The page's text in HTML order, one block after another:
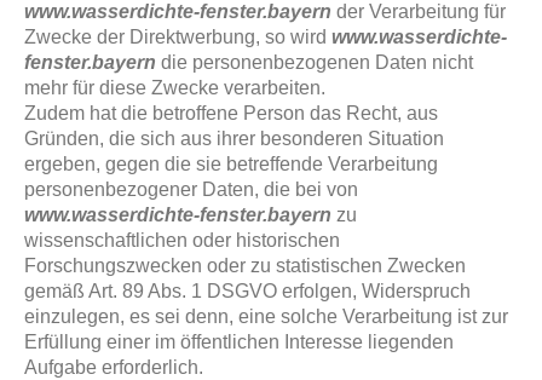
www.wasserdichte-fenster.bayern der Verarbeitung für
Zwecke der Direktwerbung, so wird www.wasserdichte-
fenster.bayern die personenbezogenen Daten nicht
mehr für diese Zwecke verarbeiten.
Zudem hat die betroffene Person das Recht, aus
Gründen, die sich aus ihrer besonderen Situation
ergeben, gegen die sie betreffende Verarbeitung
personenbezogener Daten, die bei von
www.wasserdichte-fenster.bayern zu
wissenschaftlichen oder historischen
Forschungszwecken oder zu statistischen Zwecken
gemäß Art. 89 Abs. 1 DSGVO erfolgen, Widerspruch
einzulegen, es sei denn, eine solche Verarbeitung ist zur
Erfüllung einer im öffentlichen Interesse liegenden
Aufgabe erforderlich.